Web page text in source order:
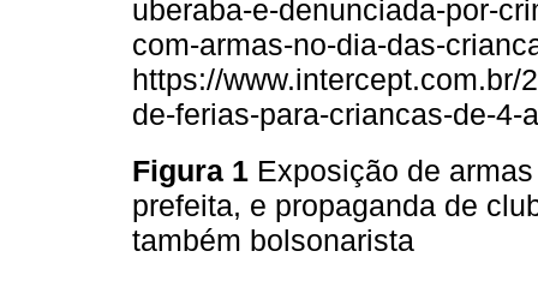
uberaba-e-denunciada-por-
com-armas-no-dia-das-
https://www.intercept.com.br/
de-ferias-para-criancas-de-4-
Figura 1 Exposição de
prefeita, e propaganda de
também bolsonarista